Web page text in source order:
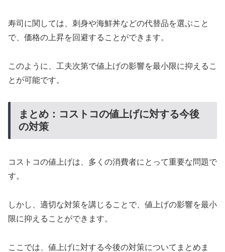
寿司に関しては、刺身や海鮮丼などの代替品を選ぶこと
で、価格の上昇を回避することができます。
このように、工夫次第で値上げの影響を最小限に抑えるこ
とが可能です。
まとめ：コストコの値上げに対する今後
の対策
コストコの値上げは、多くの消費者にとって重要な問題で
す。
しかし、適切な対策を講じることで、値上げの影響を最小
限に抑えることができます。
ここでは、値上げに対する今後の対策についてまとめま